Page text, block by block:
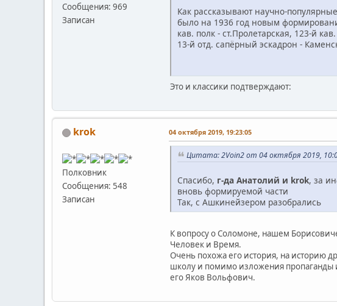
Сообщения: 969
Записан
Как рассказывают научно-
было на 1936 год новым
кав. полк - ст.Пролетарская, 123-й
13-й отд. сапёрный эскадрон -
Это и классики подтверждают:
krok
Полковник
Сообщения: 548
Записан
04 октября 2019, 19:23:05
Цитата: 2Voin2 от 04 октября 2019,
Спасибо, г-да Анатолий и krok, за
вновь формируемой части
Так, с Ашкинейзером разобрались
К вопросу о Соломоне, нашем
Человек и Время.
Очень похожа его история, на историю
школу и помимо изложения пропаганды
его Яков Вольфович.